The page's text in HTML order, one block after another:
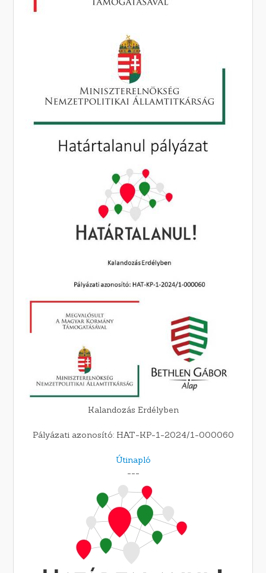
Kalandozás Erdélyben
Pályázati azonosító: HAT-KP-1-2024/1-000060
Útinapló
---